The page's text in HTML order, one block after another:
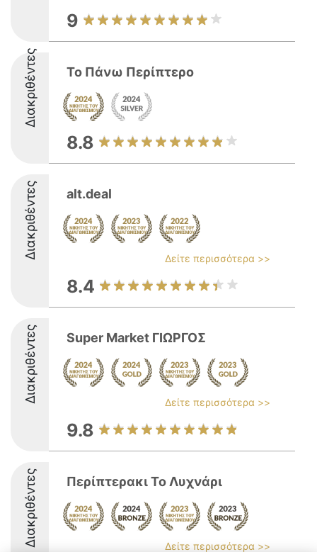
9
Διακριθέντες Το Πάνω Περίπτερο
8.8
Διακριθέντες alt.deal
Δείτε περισσότερα >>
8.4
Διακριθέντες Super Market ΓΙΩΡΓΟΣ
Δείτε περισσότερα >>
9.8
Διακριθέντες Περίπτερακι Το Λυχνάρι
Δείτε περισσότερα >>